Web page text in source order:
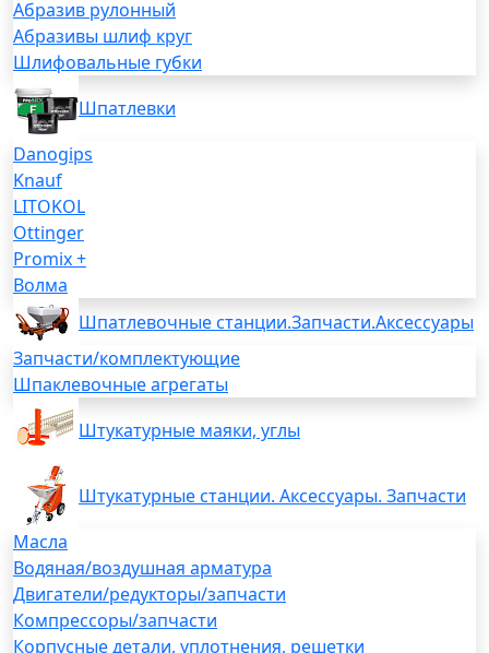
Абразив рулонный
Абразивы шлиф круг
Шлифовальные губки
Шпатлевки
Danogips
Knauf
LITOKOL
Ottinger
Promix +
Волма
Шпатлевочные станции.Запчасти.Аксессуары
Запчасти/комплектующие
Шпаклевочные агрегаты
Штукатурные маяки, углы
Штукатурные станции. Аксессуары. Запчасти
Масла
Водяная/воздушная арматура
Двигатели/редукторы/запчасти
Компрессоры/запчасти
Корпусные детали, уплотнения, решетки